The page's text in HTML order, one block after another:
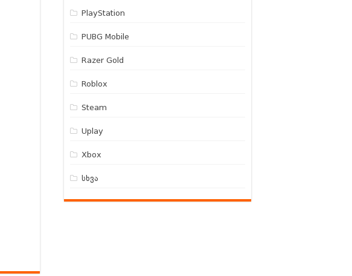
PlayStation
PUBG Mobile
Razer Gold
Roblox
Steam
Uplay
Xbox
სხვა